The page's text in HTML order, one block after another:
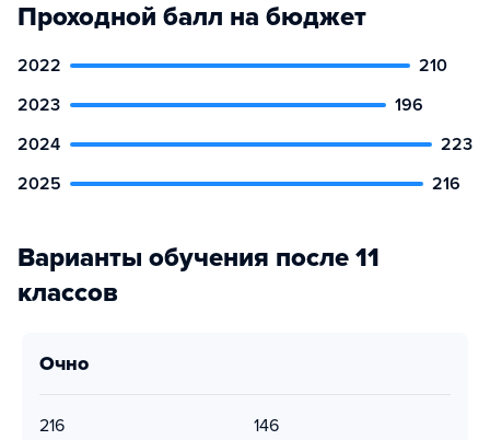
Проходной балл на бюджет
2022
210
2023
196
2024
223
2025
216
Варианты обучения после 11
классов
очно
216 146